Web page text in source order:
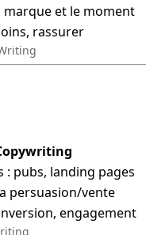
marque et le moment
rassurer
: pubs, landing pages
persuasion/vente
engagement